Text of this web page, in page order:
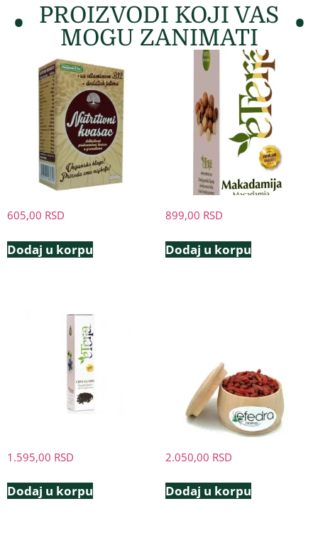
PROIZVODI KOJI VAS
MOGU ZANIMATI
605,00 RSD
Dodaj u korpu
899,00 RSD
Dodaj u korpu
1.595,00 RSD
Dodaj u korpu
2.050,00 RSD
Dodaj u korpu